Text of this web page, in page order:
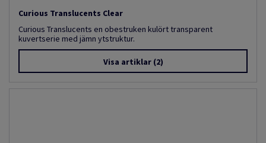
Curious Translucents Clear
Curious Translucents en obestruken kulört transparent
kuvertserie med jämn ytstruktur.
Visa artiklar(2)